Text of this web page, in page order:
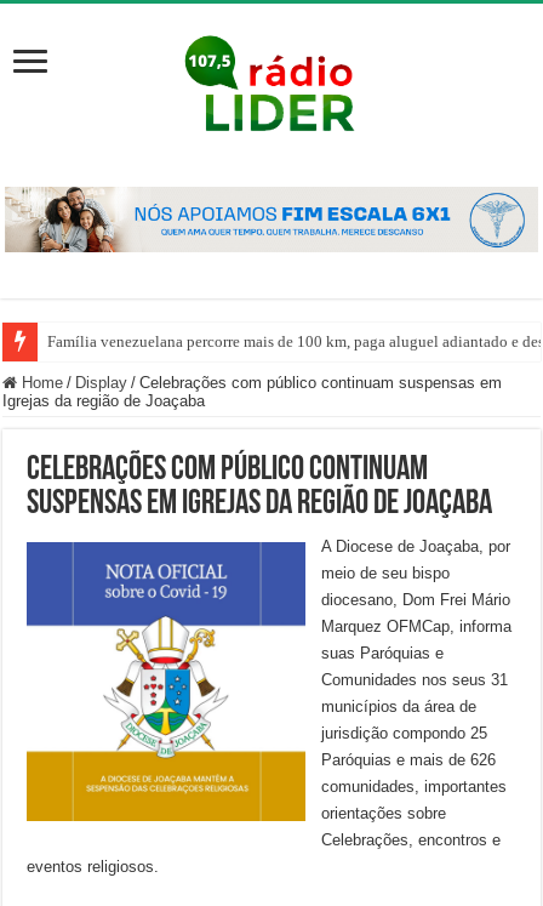
Família venezuelana percorre mais de 100 km, paga aluguel adiantado e
Home / Display / Celebrações com público continuam suspensas em
Igrejas da região de Joaçaba
Celebrações com público continuam
suspensas em Igrejas da região de Joaçaba
A Diocese de Joaçaba, por
meio de seu bispo
diocesano, Dom Frei Mário
Marquez OFMCap, informa
suas Paróquias e
Comunidades nos seus 31
municípios da área de
jurisdição compondo 25
Paróquias e mais de 626
comunidades, importantes
orientações sobre
Celebrações, encontros e
eventos religiosos.